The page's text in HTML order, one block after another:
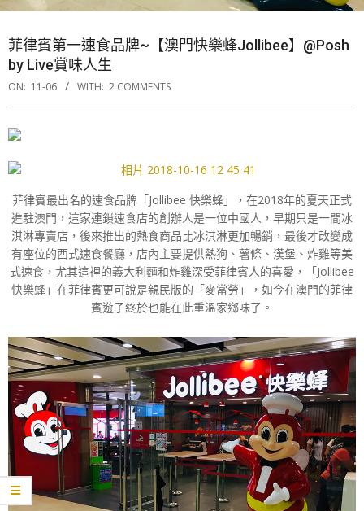
菲律賓第一速食品牌~【澳門快樂蜂Jollibee】@Posh
by Live賞味人生
ON: 11-06 WITH: 2 COMMENTS
菲律賓最出名的速食品牌「Jollibee 快樂蜂」，在2018年的夏天正式
進駐澳門，這家連鎖速食店的創辦人是一位中國人，早期只是一間冰
淇淋專賣店，後來推出的熱食商品比冰淇淋更加暢銷，最後才改變成
有座位的西式速食餐廳，店內主要提供熱狗、薯條、漢堡、炸雞等美
式速食，尤其這裡的義大利麵和炸雞深受菲律賓人的喜愛，「Jollibee
快樂蜂」在菲律賓更可說是親民版的「麥當勞」，如今在澳門的菲律
賓遊子終於也能在此重溫家鄉味了。